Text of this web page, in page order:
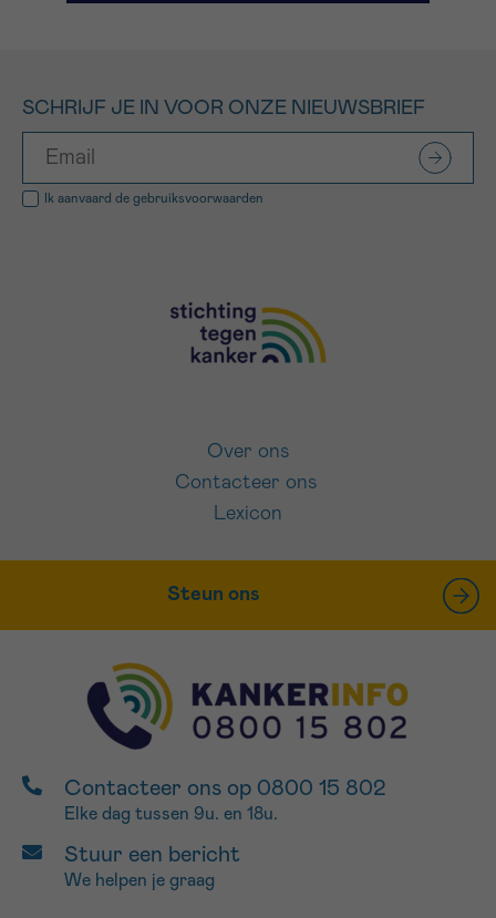
SCHRIJF JE IN VOOR ONZE NIEUWSBRIEF
Ik aanvaard de gebruiksvoorwaarden
Over ons
Contacteer ons
Lexicon
Steun ons
Contacteer ons op 0800 15 802
Elke dag tussen 9u. en 18u.
Stuur een bericht
We helpen je graag